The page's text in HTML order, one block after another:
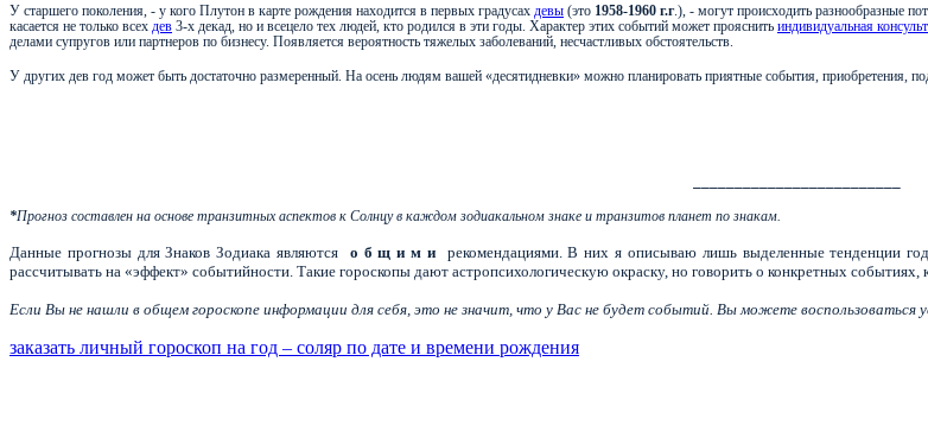
У старшего поколения, - у кого Плутон в карте рождения находится в первых градусах девы (это 1958-1960 г.г.), - могут происходить разнообразные
касается не только всех дев 3-х декад, но и всецело тех людей, кто родился в эти годы. Характер этих событий может прояснить индивидуальная
делами супругов или партнеров по бизнесу. Появляется вероятность тяжелых заболеваний, несчастливых обстоятельств.
У других дев год может быть достаточно размеренный. На осень людям вашей «десятидневки» можно планировать приятные события, приобретения,
*Прогноз составлен на основе транзитных аспектов к Солнцу в каждом зодиакальном знаке и транзитов планет по знакам.
Данные прогнозы для Знаков Зодиака являются о б щ и м и рекомендациями. В них я описываю лишь выделенные тенденции
рассчитывать на «эффект» событийности. Такие гороскопы дают астропсихологическую окраску, но говорить о конкретных
Если Вы не нашли в общем гороскопе информации для себя, это не значит, что у Вас не будет событий. Вы можете воспользоваться
заказать личный гороскоп на год – соляр по дате и времени рождения